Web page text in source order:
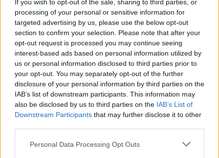
If you wish to opt-out of the sale, sharing to third parties, or
processing of your personal or sensitive information for
targeted advertising by us, please use the below opt-out
section to confirm your selection. Please note that after your
opt-out request is processed you may continue seeing
interest-based ads based on personal information utilized by
us or personal information disclosed to third parties prior to
your opt-out. You may separately opt-out of the further
disclosure of your personal information by third parties on the
IAB’s list of downstream participants. This information may
also be disclosed by us to third parties on the IAB’s List of
Downstream Participants that may further disclose it to other
Please note that this website/app uses one or more Google
Personal Data Processing Opt Outs